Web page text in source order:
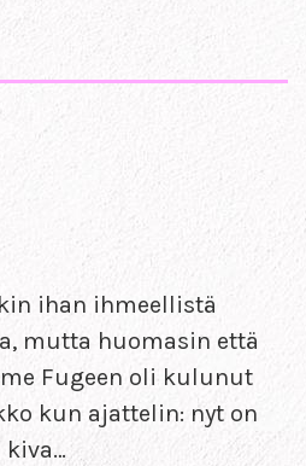
ihan ihmeellistä
mutta huomasin että
Fugeen oli kulunut
kun ajattelin: nyt on
kiva…